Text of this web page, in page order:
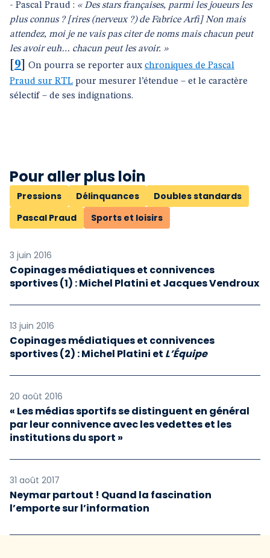
- Pascal Praud : « Des stars françaises, parmi les joueurs les
plus connus ? [rires (nerveux ?) de Fabrice Arfi] Non mais
attendez, moi je ne vais pas citer de noms mais chacun peut
les avoir euh… chacun peut les avoir. »
9 On pourra se reporter aux chroniques de Pascal
Praud sur RTL pour mesurer l’étendue – et le caractère
sélectif – de ses indignations.
Pour aller plus loin
Pressions Délinquances
Doubles standards
Pascal Praud
Sports et loisirs
3 juin 2016
Copinages médiatiques et connivences
sportives (1) : Michel Platini et Jacques Vendroux
13 juin 2016
Copinages médiatiques et connivences
sportives (2) : Michel Platini et L’Équipe
20 août 2016
« Les médias sportifs se distinguent en général
par leur connivence avec les vedettes et les
institutions du sport »
31 août 2017
Neymar partout ! Quand la fascination
l’emporte sur l’information